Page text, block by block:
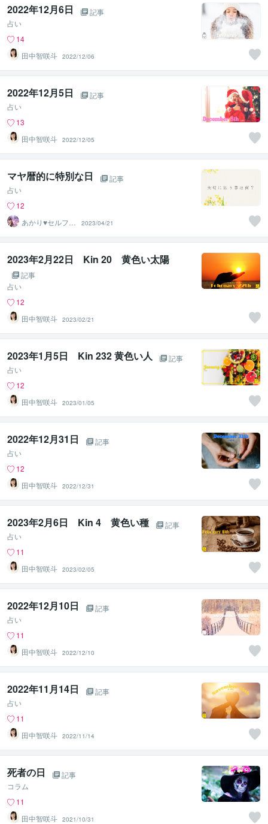
2022年12月6日
記事
占い
14
田中智咲斗 2022/12/06
2022年12月5日
記事
占い
13
田中智咲斗 2022/12/05
マヤ暦的に特別な日
記事
占い
12
あかり♥セルフラ
ブ 自分を愛す
るサポート
2023/04/21
2023年2月22日 Kin 20 黄色い太陽
記事
占い
12
田中智咲斗 2023/02/21
2023年1月5日 Kin 232 黄色い人
記事
占い
12
田中智咲斗 2023/01/05
2022年12月31日
記事
占い
12
田中智咲斗 2022/12/31
2023年2月6日 Kin 4 黄色い種
記事
占い
11
田中智咲斗 2023/02/05
2022年12月10日
記事
占い
11
田中智咲斗 2022/12/10
2022年11月14日
記事
占い
11
田中智咲斗 2022/11/14
死者の日
記事
コラム
11
田中智咲斗 2021/10/31